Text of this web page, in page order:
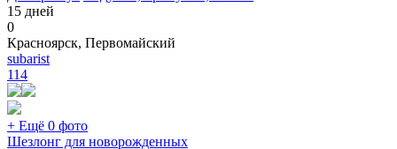
15 дней
0
Красноярск, Первомайский
subarist
114
+ Ещё 0 фото
Шезлонг для новорожденных